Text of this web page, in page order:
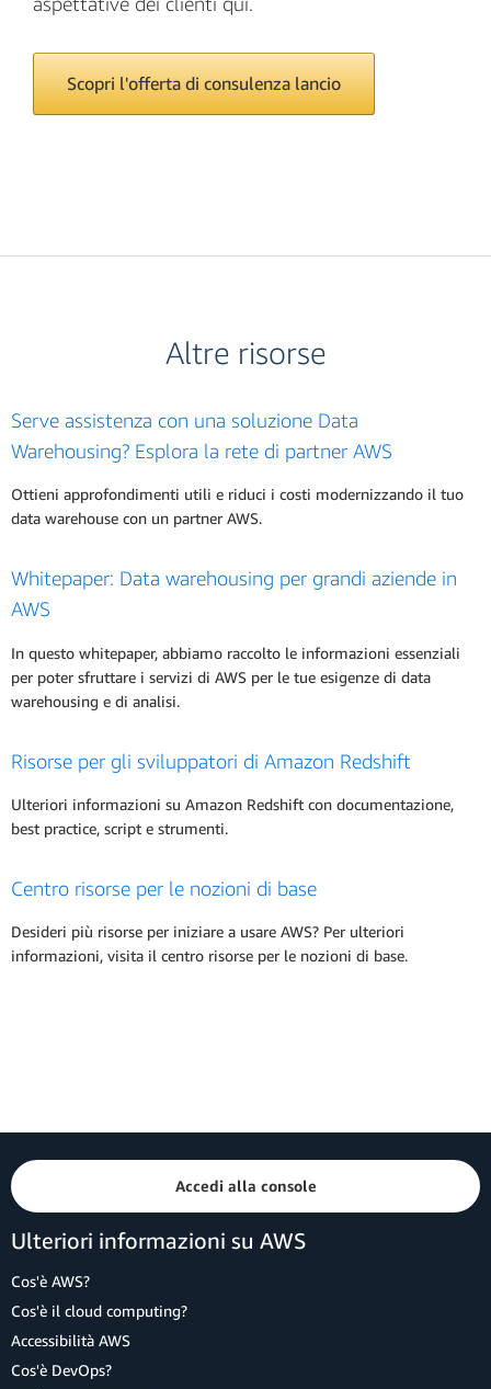
Scopri l'offerta di consulenza lancio
Altre risorse
Serve assistenza con una soluzione Data
Warehousing? Esplora la rete di partner AWS
Ottieni approfondimenti utili e riduci i costi modernizzando il tuo
data warehouse con un partner AWS.
Whitepaper: Data warehousing per grandi aziende in
AWS
In questo whitepaper, abbiamo raccolto le informazioni essenziali
per poter sfruttare i servizi di AWS per le tue esigenze di data
warehousing e di analisi.
Risorse per gli sviluppatori di Amazon Redshift
Ulteriori informazioni su Amazon Redshift con documentazione,
best practice, script e strumenti.
Centro risorse per le nozioni di base
Desideri più risorse per iniziare a usare AWS? Per ulteriori
informazioni, visita il centro risorse per le nozioni di base.
Accedi alla console
Ulteriori informazioni su AWS
Cos'è AWS?
Cos'è il cloud computing?
Accessibilità AWS
Cos'è DevOps?